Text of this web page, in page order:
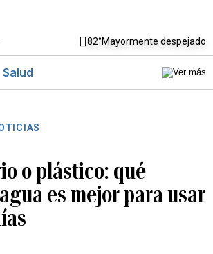
82°Mayormente despejado
Salud
o plástico: qué
es mejor para usar